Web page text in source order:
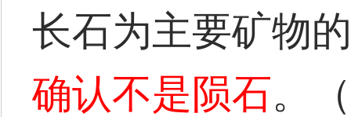
长石为主要矿物
确认不是陨石。